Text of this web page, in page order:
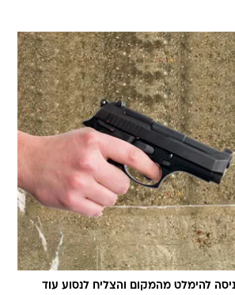
להימלט מהמקום והצליח לנסוע עוד